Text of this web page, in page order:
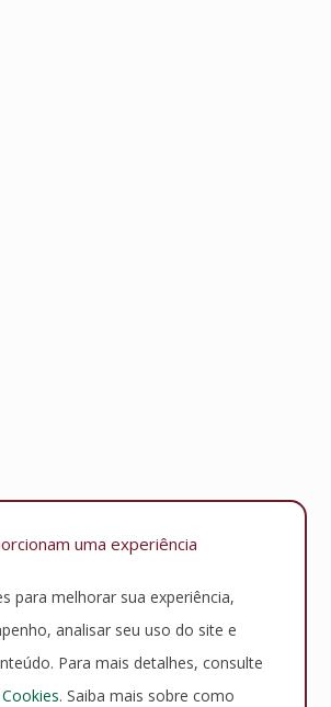
uma experiência
para melhorar sua experiência,
analisar seu uso do site e
Para mais detalhes, consulte
. Saiba mais sobre como